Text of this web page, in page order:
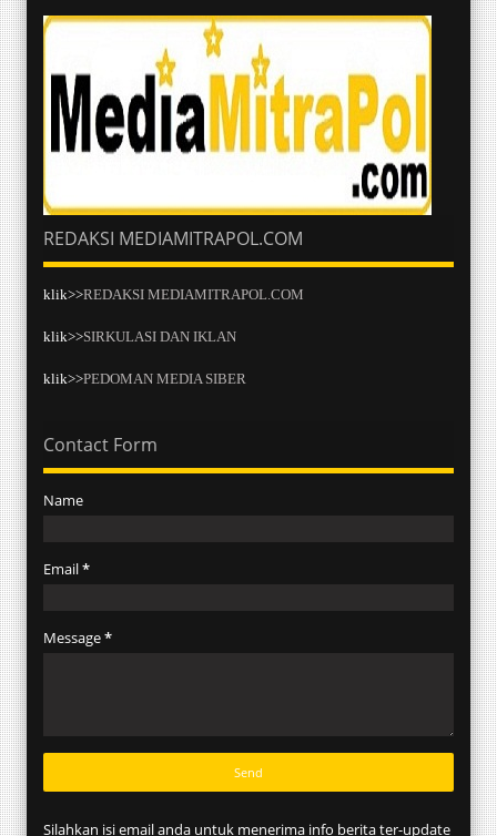
REDAKSI MEDIAMITRAPOL.COM
klik>>REDAKSI MEDIAMITRAPOL.COM
klik>>SIRKULASI DAN IKLAN
klik>>PEDOMAN MEDIA SIBER
Contact Form
Name
Email*
Message*
Silahkan isi email anda untuk menerima info berita ter-update